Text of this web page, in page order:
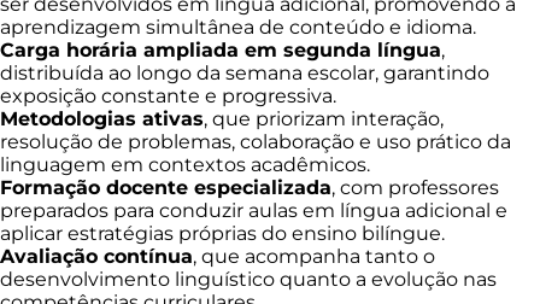
aprendizagem simultânea de conteúdo e idioma.
Carga horária ampliada em segunda língua,
distribuída ao longo da semana escolar, garantindo
exposição constante e progressiva.
Metodologias ativas, que priorizam interação,
resolução de problemas, colaboração e uso prático da
linguagem em contextos acadêmicos.
Formação docente especializada, com professores
preparados para conduzir aulas em língua adicional e
aplicar estratégias próprias do ensino bilíngue.
Avaliação contínua, que acompanha tanto o
desenvolvimento linguístico quanto a evolução nas